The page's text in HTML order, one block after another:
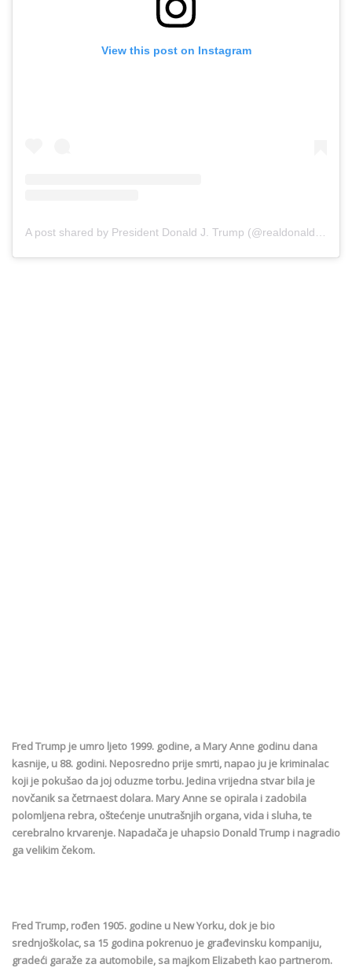
View this post on Instagram
Fred Trump je umro ljeto 1999. godine, a Mary Anne godinu dana
kasnije, u 88. godini. Neposredno prije smrti, napao ju je kriminalac
koji je pokušao da joj oduzme torbu. Jedina vrijedna stvar bila je
novčanik sa četrnaest dolara. Mary Anne se opirala i zadobila
polomljena rebra, oštećenje unutrašnjih organa, vida i sluha, te
cerebralno krvarenje. Napadača je uhapsio Donald Trump i nagradio
ga velikim čekom.
Fred Trump, rođen 1905. godine u New Yorku, dok je bio
srednjoškolac, sa 15 godina pokrenuo je građevinsku kompaniju,
gradeći garaže za automobile, sa majkom Elizabeth kao partnerom.